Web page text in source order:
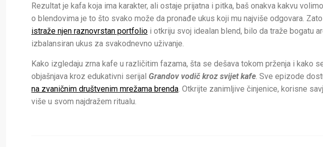
Rezultat je kafa koja ima karakter, ali ostaje prijatna i pitka, baš onakva kakvu
o blendovima je to što svako može da pronađe ukus koji mu najviše odgovara.
istraže njen raznovrstan portfolio i otkriju svoj idealan blend, bilo da traže bogatu
izbalansiran ukus za svakodnevno uživanje.
Kako izgledaju zrna kafe u različitim fazama, šta se dešava tokom prženja i kako
objašnjava kroz edukativni serijal Grandov vodič kroz svijet kafe . Sve epizode
na zvaničnim društvenim mrežama brenda . Otkrijte zanimljive činjenice, korisne savj
više u svom najdražem ritualu.